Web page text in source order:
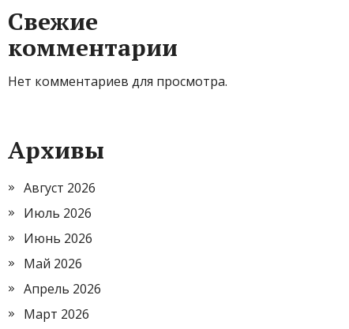
Свежие
комментарии
Нет комментариев для просмотра.
Архивы
Август 2026
Июль 2026
Июнь 2026
Май 2026
Апрель 2026
Март 2026